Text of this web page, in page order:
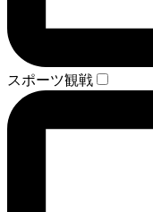
スポーツ観戦